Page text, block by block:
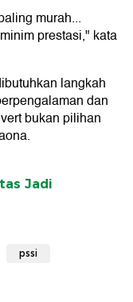
murah...
prestasi," kata
langkah
dan
bukan pilihan
Jadi
pssi